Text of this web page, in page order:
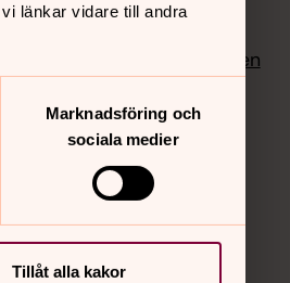
länkar vidare till andra
Marknadsföring och
sociala medier
Tillåt alla kakor
Instagram
Bloggportalen